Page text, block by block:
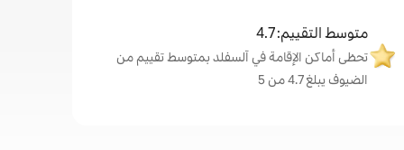
متوسط التقييم: 4.7
تحظى أماكن الإقامة في آلسفلد بمتوسط تقييم من
الضيوف يبلغ 4.7 من 5